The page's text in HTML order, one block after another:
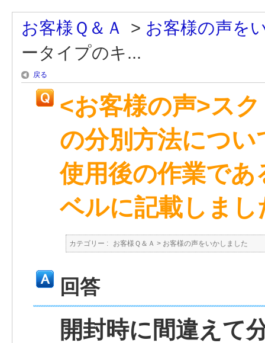
お客様Ｑ＆Ａ > お客様の声を
ータイプのキ...
戻る
<お客様の声>ス
の分別方法につ
使用後の作業で
ベルに記載しまし
カテゴリー : お客様Ｑ＆Ａ > お客様の声をいかしました
回答
開封時に間違えて